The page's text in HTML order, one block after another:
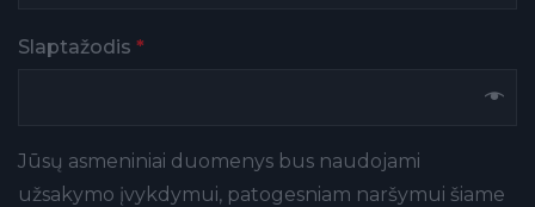
Slaptažodis *
Jūsų asmeniniai duomenys bus naudojami
užsakymo įvykdymui, patogesniam naršymui šiame